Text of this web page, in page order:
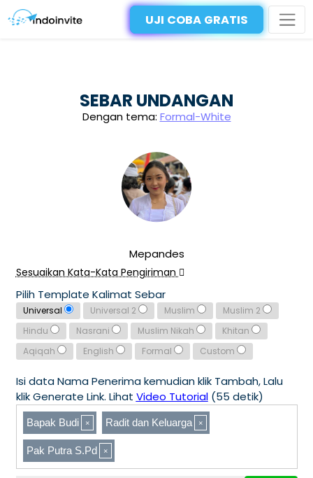
UJI COBA GRATIS
SEBAR UNDANGAN
Dengan tema: Formal-White
Mepandes
Sesuaikan Kata-Kata Pengiriman
Pilih Template Kalimat Sebar
Universal Universal 2 Muslim
Muslim 2
Hindu
Nasrani Muslim Nikah
Khitan
Aqiqah
English Formal Custom
Isi data Nama Penerima kemudian klik Tambah, Lalu
klik Generate Link. Lihat Video Tutorial(55 detik)
Bapak Budi Radit dan Keluarga
Pak Putra S.Pd